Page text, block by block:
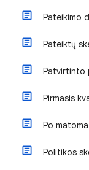
Pateikimo
Pateiktų
Patvirtinto
Pirmasis
Po
Politikos